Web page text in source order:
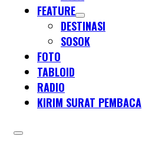
FEATURE
DESTINASI
SOSOK
FOTO
TABLOID
RADIO
KIRIM SURAT PEMBACA